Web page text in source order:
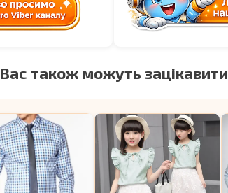
Вас також можуть зацікавити